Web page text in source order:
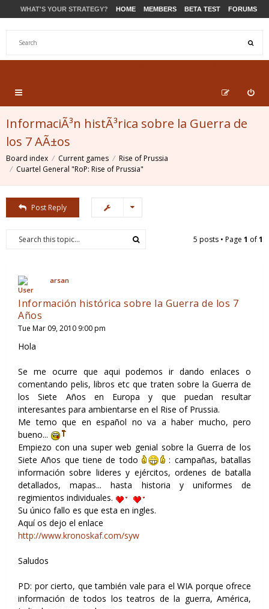
WHAT'S YOUR STRATEGY? HOME MEMBERS BETA TEST FORUMS
InformaciÃ³n histÃ³rica sobre la Guerra de
los 7 AÃ±os
Board index Current games
Rise of Prussia
Cuartel General "RoP: Rise of Prussia"
Post Reply
5 posts • Page 1 of1
arsan
Información histórica sobre la Guerra de los 7
Años
Tue Mar 09, 2010 9:00 pm
Hola
Se me ocurre que aqui podemos ir dando enlaces o
comentando pelis, libros etc que traten sobre la Guerra de
los Siete Años en Europa y que puedan resultar
interesantes para ambientarse en el Rise of Prussia.
Me temo que en español no va a haber mucho, pero
bueno...
Empiezo con una super web genial sobre la Guerra de los
Siete Años que tiene de todo
: campañas, batallas
información sobre lideres y ejércitos, ordenes de batalla
detallados, mapas... hasta historia y uniformes de
regimientos individuales.
Su único fallo es que esta en ingles.
Aquí os dejo el enlace
http://www.kronoskaf.com/syw
Saludos
PD: por cierto, que también vale para el WIA porque ofrece
información de todos los teatros de la guerra, América,